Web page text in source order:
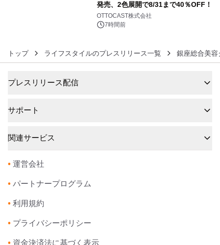
発売、2色展開で8/31まで40％OFF！
OTTOCAST株式会社
7時間前
トップ ライフスタイルのプレスリリース一覧 銀座総合美容
プレスリリース配信
サポート
関連サービス
• 運営会社
• パートナープログラム
• 利用規約
• プライバシーポリシー
• 資金決済法に基づく表示